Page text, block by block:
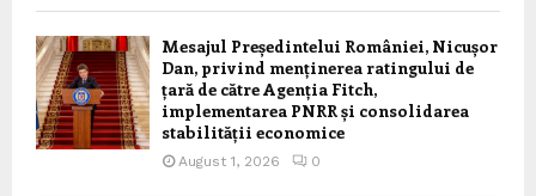
Mesajul Președintelui României, Nicușor
Dan, privind menținerea ratingului de
țară de către Agenția Fitch,
implementarea PNRR și consolidarea
stabilității economice
August 1, 2026 0